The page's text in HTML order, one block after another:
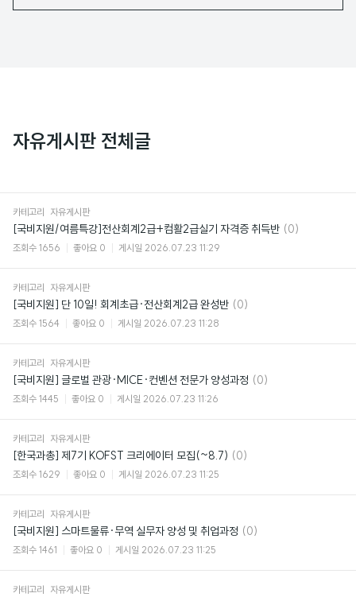
자유게시판 전체글
카테고리 자유게시판
[국비지원/여름특강]전산회계2급+컴활2급실기 자격증 취득반 댓
(0)
조회수 1656 좋아요 0 게시일 2026.07.23 11:29
카테고리 자유게시판
[국비지원] 단 10일! 회계초급·전산회계2급 완성반 댓
(0)
조회수 1564 좋아요 0 게시일 2026.07.23 11:28
카테고리 자유게시판
[국비지원] 글로벌 관광·MICE·컨벤션 전문가 양성과정 댓
(0)
조회수 1445 좋아요 0 게시일 2026.07.23 11:26
카테고리 자유게시판
[한국과총] 제7기 KOFST 크리에이터 모집(~8.7) 댓
(0)
조회수 1629 좋아요 0 게시일 2026.07.23 11:25
카테고리 자유게시판
[국비지원] 스마트물류·무역 실무자 양성 및 취업과정 댓
(0)
조회수 1461 좋아요 0 게시일 2026.07.23 11:25
카테고리 자유게시판